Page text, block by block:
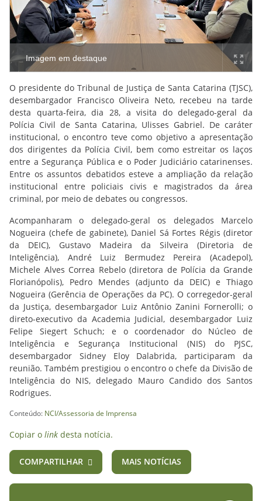
Imagem em destaque
O presidente do Tribunal de Justiça de Santa Catarina (TJSC),
desembargador Francisco Oliveira Neto, recebeu na tarde
desta quarta-feira, dia 28, a visita do delegado-geral da
Polícia Civil de Santa Catarina, Ulisses Gabriel. De caráter
institucional, o encontro teve como objetivo a apresentação
dos dirigentes da Polícia Civil, bem como estreitar os laços
entre a Segurança Pública e o Poder Judiciário catarinenses.
Entre os assuntos debatidos esteve a ampliação da relação
institucional entre policiais civis e magistrados da área
criminal, por meio de debates ou congressos.
Acompanharam o delegado-geral os delegados Marcelo
Nogueira (chefe de gabinete), Daniel Sá Fortes Régis (diretor
da DEIC), Gustavo Madeira da Silveira (Diretoria de
Inteligência), André Luiz Bermudez Pereira (Acadepol),
Michele Alves Correa Rebelo (diretora de Polícia da Grande
Florianópolis), Pedro Mendes (adjunto da DEIC) e Thiago
Nogueira (Gerência de Operações da PC). O corregedor-geral
da Justiça, desembargador Luiz Antônio Zanini Fornerolli; o
direto-executivo da Academia Judicial, desembargador Luiz
Felipe Siegert Schuch; e o coordenador do Núcleo de
Inteligência e Segurança Institucional (NIS) do PJSC,
desembargador Sidney Eloy Dalabrida, participaram da
reunião. Também prestigiou o encontro o chefe da Divisão de
Inteligência do NIS, delegado Mauro Candido dos Santos
Rodrigues.
Conteúdo: NCI/Assessoria de Imprensa
Copiar o link desta notícia.
COMPARTILHAR MAIS NOTÍCIAS